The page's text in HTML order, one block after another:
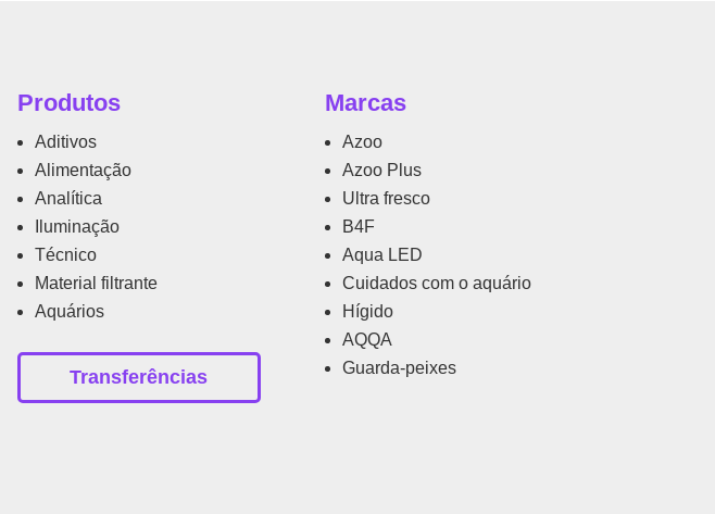
Produtos
Aditivos
Alimentação
Analítica
Iluminação
Técnico
Material filtrante
Aquários
Transferências
Marcas
Azoo
Azoo Plus
Ultra fresco
B4F
Aqua LED
Cuidados com o aquário
Hígido
AQQA
Guarda-peixes